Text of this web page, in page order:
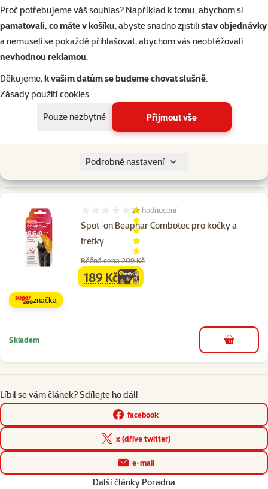
Proč potřebujeme váš souhlas? Například k tomu, abychom si
pamatovali, co máte v košíku, abyste snadno zjistilistav objednávky
a nemuseli se pokaždé přihlašovat, abychom vás neobtěžovali
nevhodnou reklamou.
Děkujeme,k vašim datům se budeme chovat slušně.
Zásady použití cookies
Pouze nezbytné
Přijmout vše
Podrobné nastavení
Shlédnout na YouTube
Šampon Beaphar IMMO Shield antiparazitní
Hodnocení 100%, počet hodnocení: 2
2×hodnocení
Cena
179 Kč
👍 TOP cena značka
Spot-on Beaphar Combotec pro kočky a
fretky
Hodnocení 20%, počet hodnocení: 2
2× hodnocení
Běžná cena 209 Kč
familycena
189 Kč
značka
Skladem do košíku
Líbil se vám článek? Sdílejte ho dál!
facebook
x (dříve twitter)
e-mail
Další články Poradna